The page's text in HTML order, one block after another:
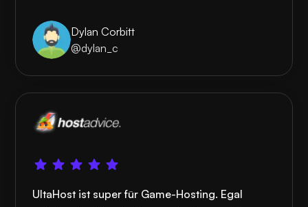
Dylan Corbitt
@dylan_c
UltaHost ist super für Game-Hosting. Egal